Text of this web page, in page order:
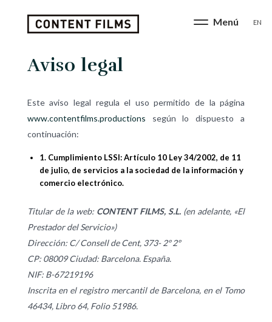
EN
Aviso legal
Este aviso legal regula el uso permitido de la página
www.contentfilms.productions según lo dispuesto a
continuación:
1. Cumplimiento LSSI: Artículo 10 Ley 34/2002, de 11
de julio, de servicios a la sociedad de la información y
comercio electrónico.
Titular de la web: CONTENT FILMS, S.L.(en adelante, «El
Prestador del Servicio»)
Dirección: C/ Consell de Cent, 373- 2º 2º
CP: 08009 Ciudad: Barcelona. España.
NIF: B-67219196
Inscrita en el registro mercantil de Barcelona, ​​en el Tomo
46434, Libro 64, Folio 51986.